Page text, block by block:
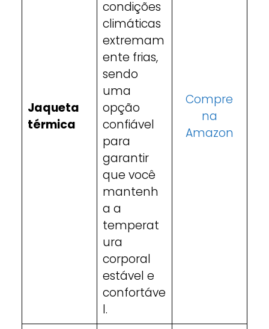
Jaqueta
térmica
condições
climáticas
extremam
ente frias,
sendo
uma
opção
confiável
para
garantir
que você
mantenh
a a
temperat
ura
corporal
estável e
confortáve
l.
Compre
na
Amazon